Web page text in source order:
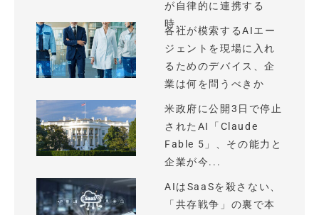
が自律的に連携する
時...
各社が模索するAIエー
ジェントを現場に入れ
るためのデバイス、企
業は何を問うべきか
米政府に公開3日で停止
されたAI「Claude
Fable 5」、その能力と
企業が今...
AIはSaaSを殺さない、
「共存戦争」の裏で本